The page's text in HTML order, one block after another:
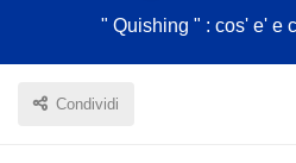
" Quishing " : cos' e' e
Condividi